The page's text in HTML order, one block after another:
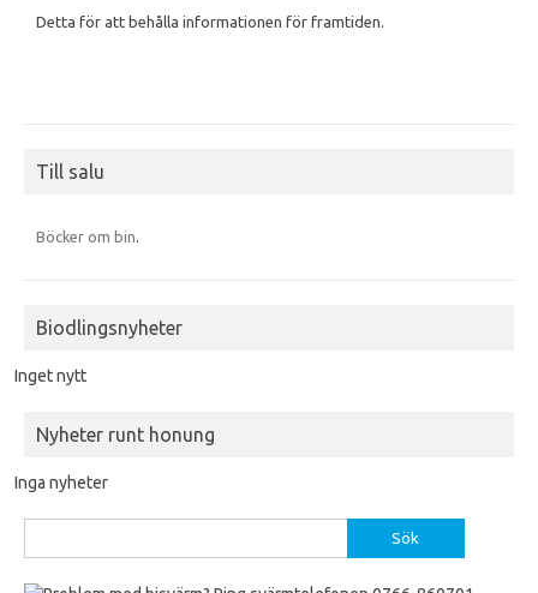
Detta för att behålla informationen för framtiden.
Till salu
Böcker om bin
Biodlingsnyheter
Inget nytt
Nyheter runt honung
Inga nyheter
efter: